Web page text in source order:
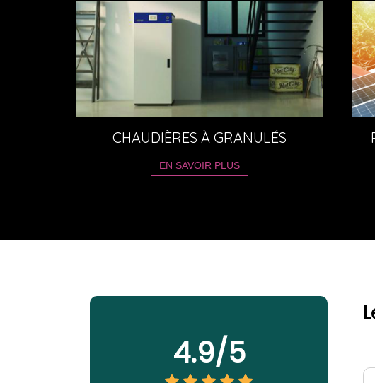
CHAUDIÈRES À GRANULÉS
EN SAVOIR PLUS